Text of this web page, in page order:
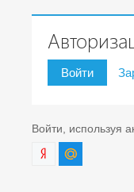
Войти
Войти, используя